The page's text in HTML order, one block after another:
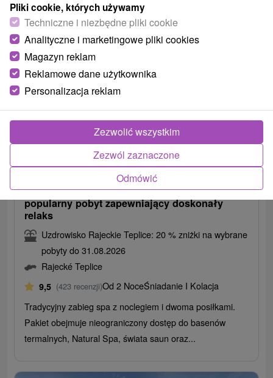
/noc/osoba
Pobyt relaksacyjny RELAX CLASSIC:
popularny pobyt zapewniający doskonały
relaks
Uzdrowisko Rajeckie Teplice: 20 % zniżki na wybrane
pobyty do 31.08.2026
Rajecké Teplice
9,5 (423 recenzji)Od 2 NoceŚniadanie I Kolacja
Tradycyjny zabieg spa z noclegiem i dwoma posiłkami.
Pakiet obejmuje nieograniczony dostęp do basenów
termalnych, Natural Spa, świata saun oraz...
Pliki cookie, których używamy
Techniczne i niezbędne pliki cookie
Analityczne i marketingowe pliki cookies
Magazyn reklam
Reklamowe dane użytkownika
Personalizacja reklam
Odmówić
Zezwól zaznaczone
Zezwolić wszystkim